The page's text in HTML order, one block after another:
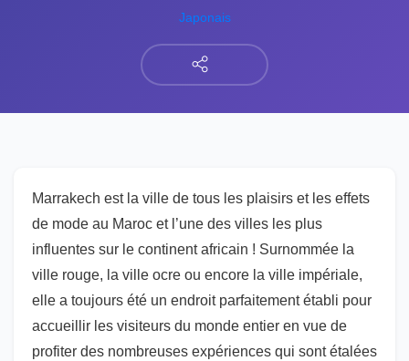
Japonais
Marrakech est la ville de tous les plaisirs et les effets
de mode au Maroc et l’une des villes les plus
influentes sur le continent africain ! Surnommée la
ville rouge, la ville ocre ou encore la ville impériale,
elle a toujours été un endroit parfaitement établi pour
accueillir les visiteurs du monde entier en vue de
profiter des nombreuses expériences qui sont étalées